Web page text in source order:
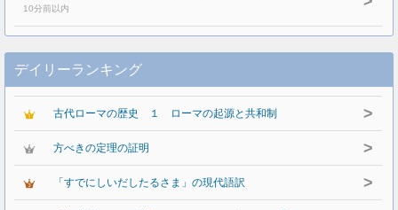
10分前以内
デイリーランキング
古代ローマの歴史 １ ローマの起源と共和制 >
方べきの定理の証明 >
「すでにしいだしたるさま」の現代語訳 >